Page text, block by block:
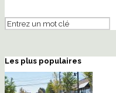
Les plus populaires